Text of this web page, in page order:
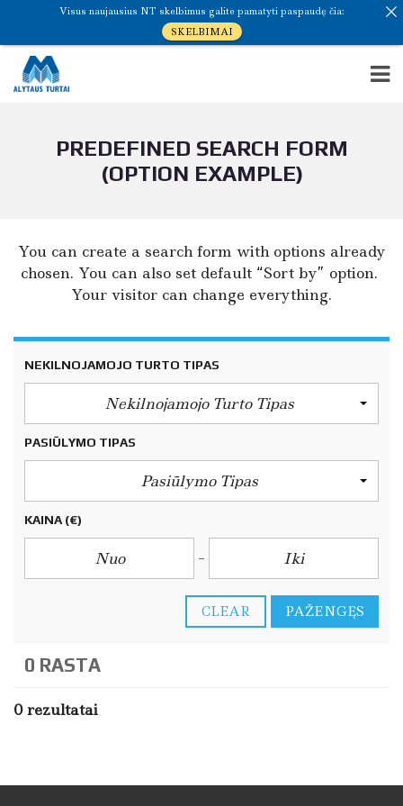
PREDEFINED SEARCH FORM
(OPTION EXAMPLE)
You can create a search form with options already
chosen. You can also set default “Sort by” option.
Your visitor can change everything.
NEKILNOJAMOJO TURTO TIPAS
Nekilnojamojo Turto Tipas
PASIŪLYMO TIPAS
Pasiūlymo Tipas
KAINA (€)
CLEAR PAŽENGĘS
0 RASTA
0 rezultatai
Visus naujausius NT skelbimus galite pamatyti paspaudę čia:
SKELBIMAI